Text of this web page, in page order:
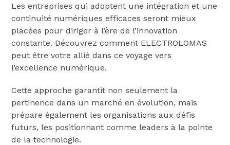
Les entreprises qui adoptent une intégration et une
continuité numériques efficaces seront mieux
placées pour diriger à l’ère de l’innovation
constante. Découvrez comment ELECTROLOMAS
peut être votre allié dans ce voyage vers
l’excellence numérique.
Cette approche garantit non seulement la
pertinence dans un marché en évolution, mais
prépare également les organisations aux défis
futurs, les positionnant comme leaders à la pointe
de la technologie.